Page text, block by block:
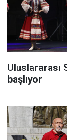
Uluslararası
başlıyor